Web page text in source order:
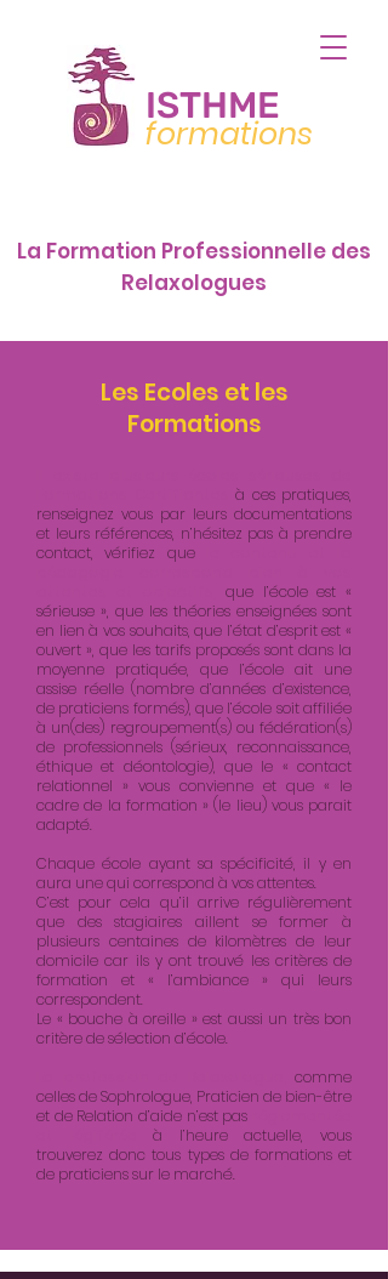
ISTHME
formations
La Formation Professionnelle des
Relaxologues
Les Ecoles et les
Formations
à ces pratiques,
renseignez vous par leurs documentations
et leurs références, n’hésitez pas à prendre
contact, vérifiez que
que l’école est «
sérieuse », que les théories enseignées sont
en lien à vos souhaits, que l’état d’esprit est «
ouvert », que les tarifs proposés sont dans la
moyenne pratiquée, que l’école ait une
assise réelle (nombre d’années d’existence,
de praticiens formés), que l’école soit affiliée
à un(des) regroupement(s) ou fédération(s)
de professionnels (sérieux, reconnaissance,
éthique et déontologie), que le « contact
relationnel » vous convienne et que « le
cadre de la formation » (le lieu) vous parait
adapté.
Chaque école ayant sa spécificité, il y en
aura une qui correspond à vos attentes.
C’est pour cela qu’il arrive régulièrement
que des stagiaires aillent se former à
plusieurs centaines de kilomètres de leur
domicile car ils y ont trouvé les critères de
formation et « l’ambiance » qui leurs
correspondent.
Le « bouche à oreille » est aussi un très bon
critère de sélection d’école.
comme
celles de Sophrologue, Praticien de bien-être
et de Relation d’aide n’est pas
à l’heure actuelle, vous
trouverez donc tous types de formations et
de praticiens sur le marché.